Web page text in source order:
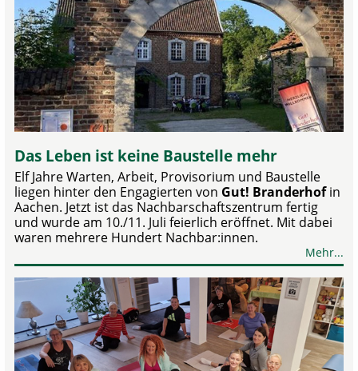
Das Leben ist keine Baustelle mehr
Elf Jahre Warten, Arbeit, Provisorium und Baustelle
liegen hinter den Engagierten von Gut! Branderhofin
Aachen. Jetzt ist das Nachbarschaftszentrum fertig
und wurde am 10./11. Juli feierlich eröffnet. Mit dabei
waren mehrere Hundert Nachbar:innen.
Mehr...